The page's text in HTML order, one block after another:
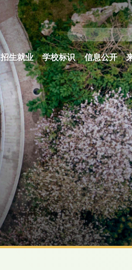
招生就业 学校标识 信息公开